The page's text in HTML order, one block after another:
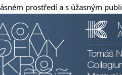
prostředí a s úžasným